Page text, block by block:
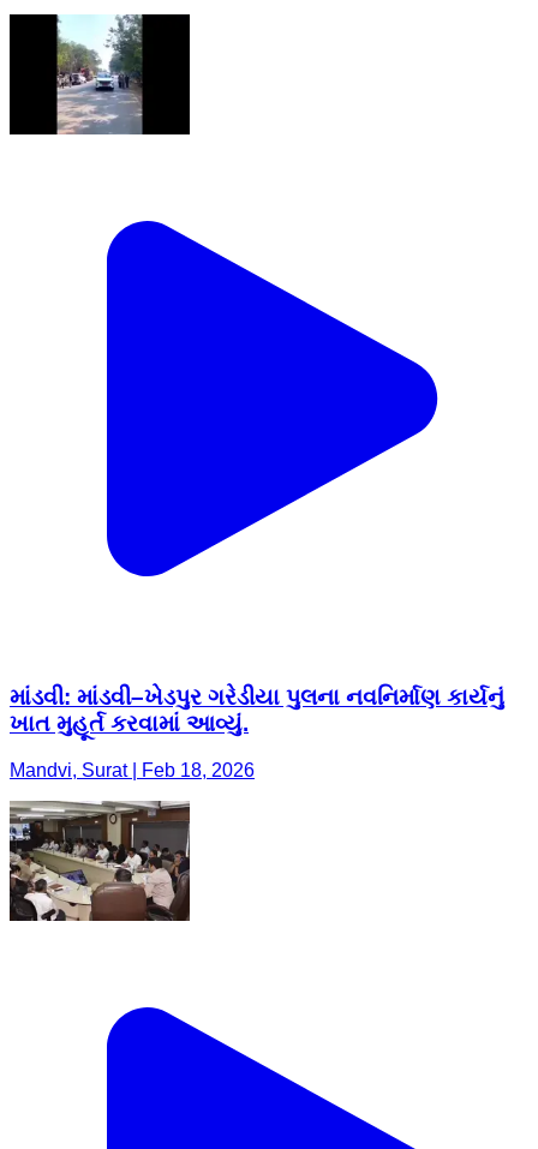
માંડવી: માંડવી–ખેડપુર ગરેડીયા પુલના નવનિર્માણ કાર્યનું
ખાત મુહૂર્ત કરવામાં આવ્યું.
Mandvi, Surat | Feb 18, 2026